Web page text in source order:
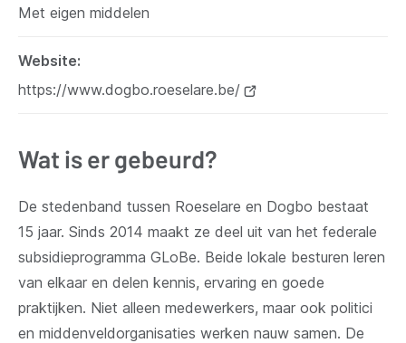
Met eigen middelen
Website
https://www.dogbo.roeselare.be/
Wat is er gebeurd?
De stedenband tussen Roeselare en Dogbo bestaat
15 jaar. Sinds 2014 maakt ze deel uit van het federale
subsidieprogramma GLoBe. Beide lokale besturen leren
van elkaar en delen kennis, ervaring en goede
praktijken. Niet alleen medewerkers, maar ook politici
en middenveldorganisaties werken nauw samen. De